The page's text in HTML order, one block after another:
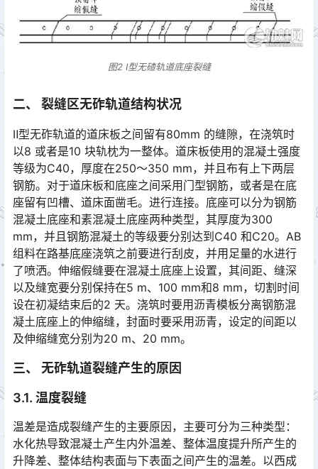
图2 Ⅰ型无碴轨道底座裂缝
二、 裂缝区无砟轨道结构状况
Ⅱ型无砟轨道的道床板之间留有80mm 的缝隙，在浇筑时
以8 或者是10 块轨枕为一整体。道床板使用的混凝土强度
等级为C40，厚度在250～350 mm，并且布有上下两层
钢筋。对于道床板和底座之间采用门型钢筋，或者是在底
座留有凹槽、道床面凿毛。进行连接。底座可以分为钢筋
混凝土底座和素混凝土底座两种类型，其厚度为300
mm，并且钢筋混凝土的等级要分别达到C40 和C20。AB
组料在路基底座浇筑之前要进行刮皮，并用足量的水进行
了喷洒。伸缩假缝要在混凝土底座上设置，其间距、缝深
以及缝宽要分别保持在5 m、100 mm和8 mm，切割时间
设在初凝结束后的2 天。浇筑时要用沥青模板分离钢筋混
凝土底座上的伸缩缝，封面时要采用沥青，设定的间距以
及伸缩缝宽分别为20 m、20 mm。󠅅󠅃󠄵󠅂󠄪󠇖󠆨󠆨󠇕󠆞󠆒󠅬󠇘󠆭󠆘󠇙󠆝󠅵󠇗󠆭󠆁󠄐󠇗󠅹󠅸󠇖󠆍󠅳󠇖󠅹󠅰󠇖󠆌󠅹
三、 无砟轨道裂缝产生的原因
3.1. 温度裂缝
温差是造成裂缝产生的主要原因，主要可分为三种类型：
水化热导致混凝土产生内外温差、整体温度提升所产生的
升降差、整体结构表面与下表面之间产生的温差。以西成